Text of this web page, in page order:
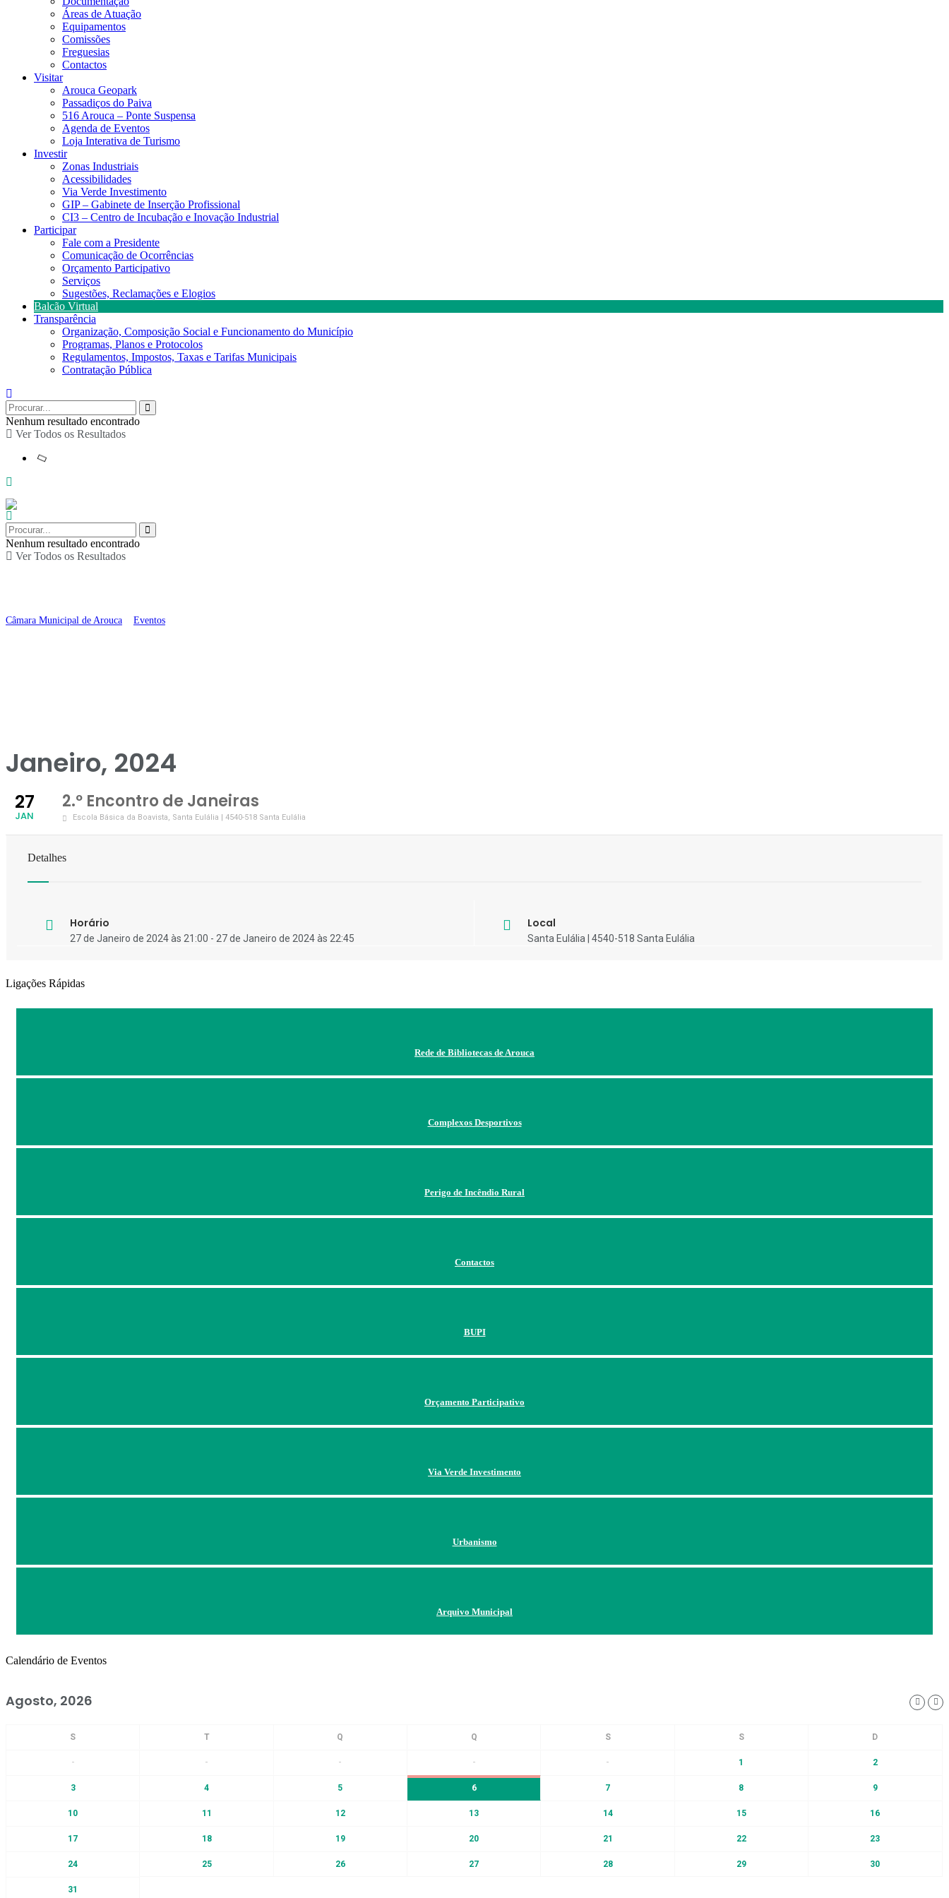
Áreas de Atuação
Equipamentos
Comissões
Freguesias
Contactos
Visitar
Arouca Geopark
Passadiços do Paiva
516 Arouca – Ponte Suspensa
Agenda de Eventos
Loja Interativa de Turismo
Investir
Zonas Industriais
Acessibilidades
Via Verde Investimento
GIP – Gabinete de Inserção Profissional
CI3 – Centro de Incubação e Inovação Industrial
Participar
Fale com a Presidente
Comunicação de Ocorrências
Orçamento Participativo
Serviços
Sugestões, Reclamações e Elogios
Balcão Virtual
Transparência
Organização, Composição Social e Funcionamento do Município
Programas, Planos e Protocolos
Regulamentos, Impostos, Taxas e Tarifas Municipais
Contratação Pública
Nenhum resultado encontrado
Ver Todos os Resultados
Nenhum resultado encontrado
Ver Todos os Resultados
Câmara Municipal de Arouca Eventos
Janeiro, 2024
27
JAN
2.º Encontro de Janeiras
Escola Básica da Boavista, Santa Eulália | 4540-518 Santa Eulália
Detalhes
Horário
27 de Janeiro de 2024 às 21:00 - 27 de Janeiro de 2024 às 22:45
Local
Santa Eulália | 4540-518 Santa Eulália
Ligações Rápidas
Rede de Bibliotecas de Arouca
Complexos Desportivos
Perigo de Incêndio Rural
Contactos
BUPI
Orçamento Participativo
Via Verde Investimento
Urbanismo
Arquivo Municipal
Calendário de Eventos
Agosto, 2026
- - - - - 1 2
3 4 5 6 7 8 9
10 11 12 13 14 15 16
17 18 19 20 21 22 23
24 25 26 27 28 29 30
31